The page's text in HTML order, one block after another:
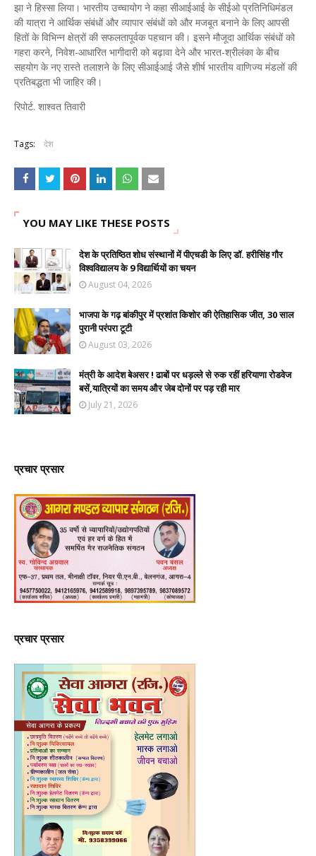
झा ने हिस्सा लिया। भारतीय उच्चायोग ने कहा सीआईआई के सीईओ प्रतिनिधिमंडल
की यात्रा ने आर्थिक संबंधों और व्यापार संबंधों को और मजबूत बनाने के लिए आपसी
हितों के विभिन्न क्षेत्रों की सफलतापूर्वक पहचान की। इसने मौजूदा आर्थिक संबंधों को
गहरा करने, निवेश-आधारित भागीदारी को बढ़ावा देने और भारत-श्रीलंका के बीच
सहयोग के नए रास्ते तलाशने के लिए सीआईआई जैसे शीर्ष भारतीय वाणिज्य मंडलों की
प्रतिबद्धता भी जाहिर की।
रिपोर्ट. शाश्वत तिवारी
Tags: देश
YOU MAY LIKE THESE POSTS
देश के प्रतिष्ठित शोध संस्थानों में पीएचडी के लिए डॉ. हरीसिंह गौर
विश्वविद्यालय के 9 विद्यार्थियों का चयन
August 04, 2026
भाजपा के गढ़ बांकीपुर में प्रशांत किशोर की ऐतिहासिक जीत, 30 साल
पुरानी परंपरा टूटी
August 03, 2026
मंत्री के आदेश बेअसर ! ढाबों पर धड़ल्ले से रुक रहीं हरियाणा रोडवेज
बसें,यात्रियों का समय और जेब दोनों पर पड़ रही मार
July 21, 2026
प्रचार प्रसार
प्रचार प्रसार